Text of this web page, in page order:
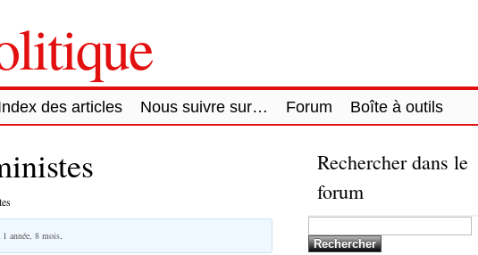
des articles Nous suivre sur… Forum Boîte à outils
année, 8 mois
Rechercher dans le
forum